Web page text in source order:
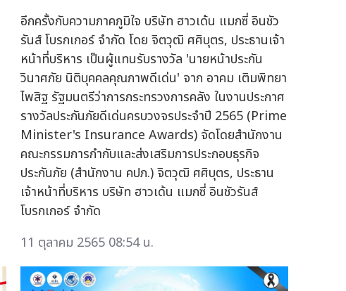
อีกครั้งกับความภาคภูมิใจ บริษัท ฮาวเด้น แมกซี่ อินชัว
รันส์ โบรกเกอร์ จำกัด โดย จิตวุฒิ ศศิบุตร, ประธานเจ้า
หน้าที่บริหาร เป็นผู้แทนรับรางวัล 'นายหน้าประกัน
วินาศภัย นิติบุคคลคุณภาพดีเด่น' จาก อาคม เติมพิทยา
ไพสิฐ รัฐมนตรีว่าการกระทรวงการคลัง ในงานประกาศ
รางวัลประกันภัยดีเด่นครบวงจรประจำปี 2565 (Prime
Minister's Insurance Awards) จัดโดยสำนักงาน
คณะกรรมการกำกับและส่งเสริมการประกอบธุรกิจ
ประกันภัย (สำนักงาน คปภ.) จิตวุฒิ ศศิบุตร, ประธาน
เจ้าหน้าที่บริหาร บริษัท ฮาวเด้น แมกซี่ อินชัวรันส์
โบรกเกอร์ จำกัด
11 ตุลาคม 2565 08:54 น.